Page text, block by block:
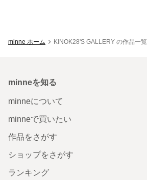
minne ホーム KINOK28'S GALLERY の作品一覧
minneを知る
minneについて
minneで買いたい
作品をさがす
ショップをさがす
ランキング